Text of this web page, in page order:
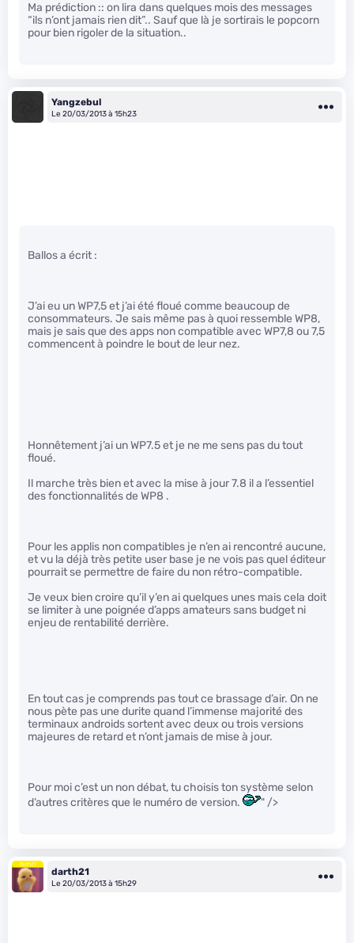
Ma prédiction :: on lira dans quelques mois des messages
“ils n’ont jamais rien dit”.. Sauf que là je sortirais le popcorn
pour bien rigoler de la situation..
Yangzebul
Le 20/03/2013 à 15h23
Ballos a écrit :
J’ai eu un WP7,5 et j’ai été floué comme beaucoup de
consommateurs. Je sais même pas à quoi ressemble WP8,
mais je sais que des apps non compatible avec WP7,8 ou 7,5
commencent à poindre le bout de leur nez.
Honnêtement j’ai un WP7.5 et je ne me sens pas du tout
floué.
Il marche très bien et avec la mise à jour 7.8 il a l’essentiel
des fonctionnalités de WP8 .
Pour les applis non compatibles je n’en ai rencontré aucune,
et vu la déjà très petite user base je ne vois pas quel éditeur
pourrait se permettre de faire du non rétro-compatible.
Je veux bien croire qu’il y’en ai quelques unes mais cela doit
se limiter à une poignée d’apps amateurs sans budget ni
enjeu de rentabilité derrière.
En tout cas je comprends pas tout ce brassage d’air. On ne
nous pète pas une durite quand l’immense majorité des
terminaux androids sortent avec deux ou trois versions
majeures de retard et n’ont jamais de mise à jour.
Pour moi c’est un non débat, tu choisis ton système selon
d’autres critères que le numéro de version.
" />
darth21
Le 20/03/2013 à 15h29